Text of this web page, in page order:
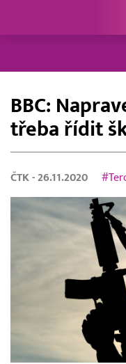
BBC:
třeba řídit
ČTK - 26.11.2020